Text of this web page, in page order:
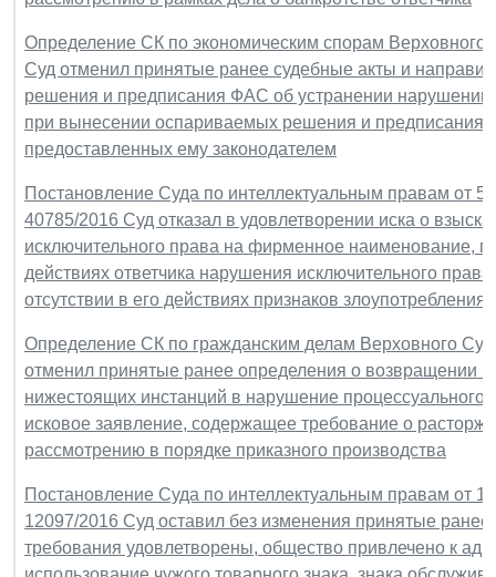
Определение СК по экономическим спорам
Суд отменил принятые ранее судебные акты и
решения и предписания ФАС об устранении нарушений
при вынесении оспариваемых решения и предписания
предоставленных ему законодателем
Постановление Суда по интеллектуальным правам от
40785/2016 Суд отказал в удовлетворении иска о
исключительного права на фирменное наименование,
действиях ответчика нарушения исключительного
отсутствии в его действиях признаков
Определение СК по гражданским делам Верховного
отменил принятые ранее определения о возвращении
нижестоящих инстанций в нарушение процессуального
исковое заявление, содержащее требование о
рассмотрению в порядке приказного производства
Постановление Суда по интеллектуальным правам от
12097/2016 Суд оставил без изменения принятые
требования удовлетворены, общество привлечено к